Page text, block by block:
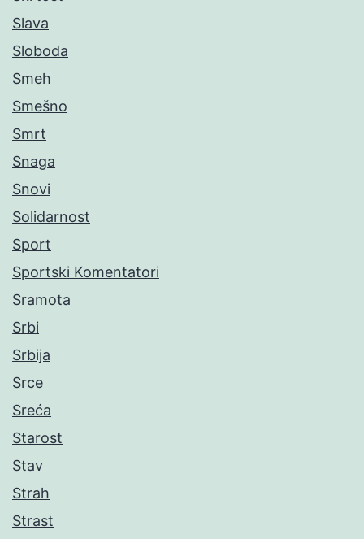
Slava
Sloboda
Smeh
Smešno
Smrt
Snaga
Snovi
Solidarnost
Sport
Sportski Komentatori
Sramota
Srbi
Srbija
Srce
Sreća
Starost
Stav
Strah
Strast